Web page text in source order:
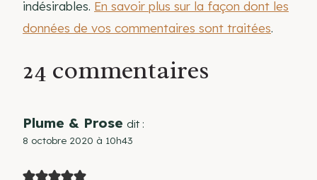
indésirables. En savoir plus sur la façon dont les
données de vos commentaires sont traitées.
24 commentaires
Plume & Prose dit :
8 octobre 2020 à 10h43